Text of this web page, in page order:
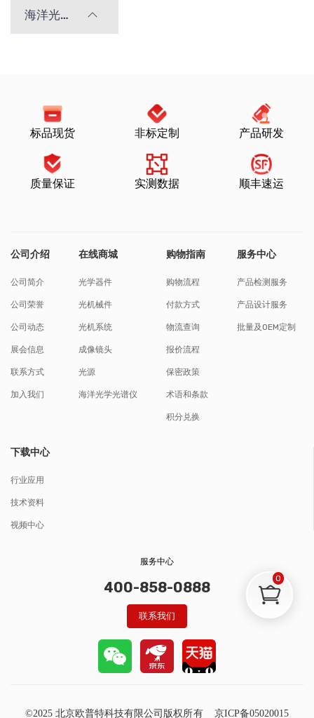
海洋光学光谱仪
标品现货 非标定制 产品研发
质量保证 实测数据 顺丰速运
公司介绍
公司简介
公司荣誉
公司动态
展会信息
联系方式
加入我们
在线商城
光学器件
光机械件
光机系统
成像镜头
光源
海洋光学光谱仪
购物指南
购物流程
付款方式
物流查询
报价流程
保密政策
术语和条款
积分兑换
服务中心
产品检测服务
产品设计服务
批量及OEM定制
下载中心
行业应用
技术资料
视频中心
服务中心
400-858-0888
联系我们
©2025 北京欧普特科技有限公司版权所有 京ICP备05020015
0